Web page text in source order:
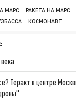
МАРС
РАКЕТА НА МАРС
КОСМОНАВТ
Теракт в центре